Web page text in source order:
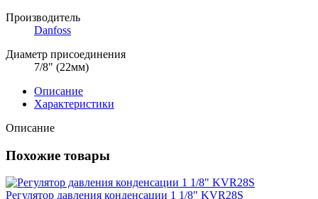
Производитель
Danfoss
Диаметр присоединения
7/8" (22мм)
Описание
Характеристики
Описание
Похожие товары
Регулятор давления конденсации 1 1/8" KVR28S